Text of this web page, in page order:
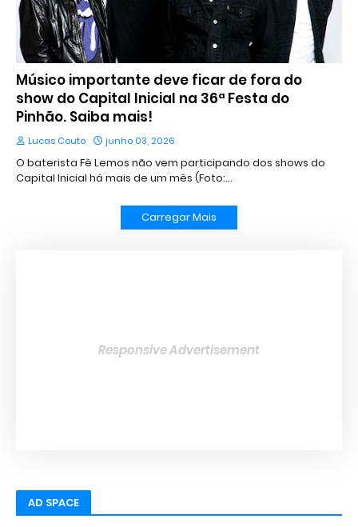
Músico importante deve ficar de fora do
show do Capital Inicial na 36ª Festa do
Pinhão. Saiba mais!
Lucas Couto junho 03, 2026
O baterista Fê Lemos não vem participando dos shows do
Capital Inicial há mais de um mês (Foto:…
Carregar Mais
Responsive Advertisement
AD SPACE